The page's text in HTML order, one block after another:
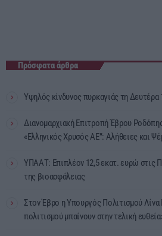
Πρόσφατα άρθρα
Υψηλός κίνδυνος πυρκαγιάς τη
Διανομαρχιακή Επιτροπή Έβρου
«Ελληνικός Χρυσός ΑΕ”: Αλήθειες και
ΥΠΑΑΤ: Επιπλέον 12,5 εκατ. ευρώ στις
της βιοασφάλειας
Στον Έβρο η Υπουργός Πολιτισμού
πολιτισμού μπαίνουν στην τελική